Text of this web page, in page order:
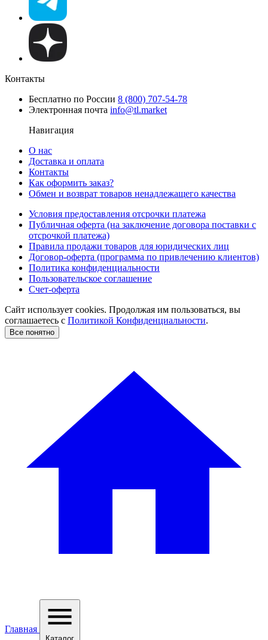
Контакты
Бесплатно по России 8 (800) 707-54-78
Электронная почта info@tl.market
Навигация
О нас
Доставка и оплата
Контакты
Как оформить заказ?
Обмен и возврат товаров ненадлежащего качества
Условия предоставления отсрочки платежа
Публичная оферта (на заключение договора поставки с
отсрочкой платежа)
Правила продажи товаров для юридических лиц
Договор-оферта (программа по привлечению клиентов)
Политика конфиденциальности
Пользовательское соглашение
Счет-оферта
Сайт использует cookies. Продолжая им пользоваться, вы
соглашаетесь c Политикой Конфиденциальности.
Все понятно
Главная